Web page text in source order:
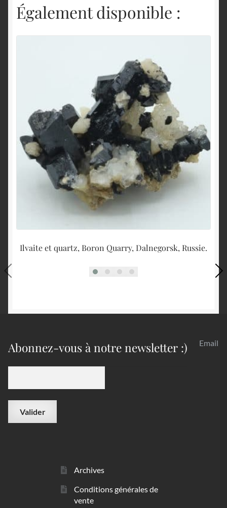
Également disponible :
Ilvaite et quartz, Boron Quarry, Dalnegorsk, Russie.
Abonnez-vous à notre newsletter :) Email
Archives
Conditions générales de
vente